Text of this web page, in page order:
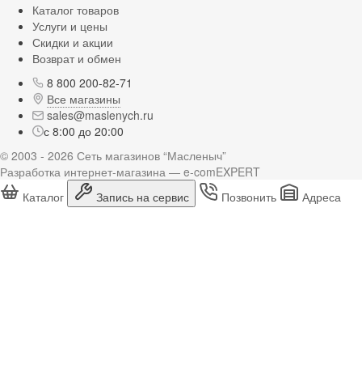
Каталог товаров
Услуги и цены
Скидки и акции
Возврат и обмен
8 800 200-82-71
Все магазины
sales@maslenych.ru
с 8:00 до 20:00
© 2003 - 2026 Сеть магазинов “Масленыч”
Разработка интернет-магазина — e-comEXPERT
Каталог
Запись на сервис Позвонить Адреса